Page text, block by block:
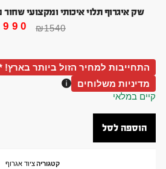
שק איגרוף תלוי איכותי ומקצועי שחור משקל כ
₪1540
990
התחייבות למחיר הזול ביותר בארץ!
מדיניות משלוחים
קיים במלאי
הוספה לסל
קטגוריה ציוד אגרוף